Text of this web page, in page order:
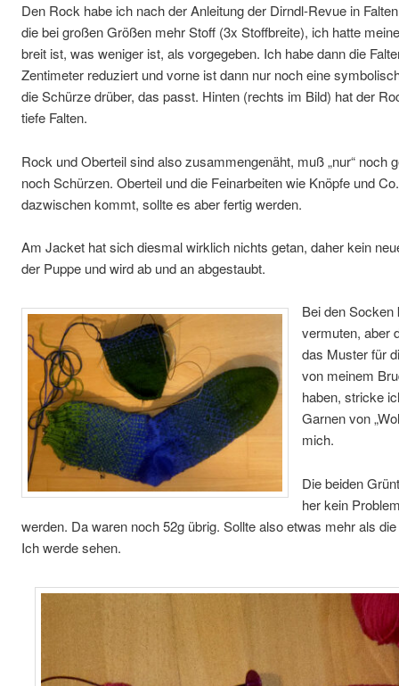
Den Rock habe ich nach der Anleitung der Dirndl-Revue in
die bei großen Größen mehr Stoff (3x Stoffbreite), ich hatte
breit ist, was weniger ist, als vorgegeben. Ich habe dann die
Zentimeter reduziert und vorne ist dann nur noch eine
die Schürze drüber, das passt. Hinten (rechts im Bild) hat der
tiefe Falten.
Rock und Oberteil sind also zusammengenäht, muß „nur“ noch
noch Schürzen. Oberteil und die Feinarbeiten wie Knöpfe und
dazwischen kommt, sollte es aber fertig werden.
Am Jacket hat sich diesmal wirklich nichts getan, daher kein
der Puppe und wird ab und an abgestaubt.
Bei den Socken
vermuten, aber
das Muster für
von meinem
haben, stricke
Garnen von
mich.
Die beiden
her kein
werden. Da waren noch 52g übrig. Sollte also etwas mehr als
Ich werde sehen.